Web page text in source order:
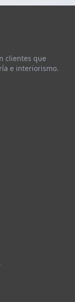
clientes que
e interiorismo.